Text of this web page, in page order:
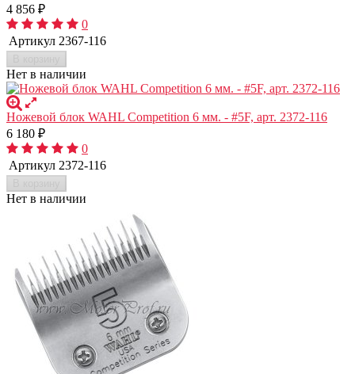
4 856 ₽
0
Артикул 2367-116
Нет в наличии
Ножевой блок WAHL Competition 6 мм. - #5F, арт. 2372-116
6 180 ₽
0
Артикул 2372-116
Нет в наличии